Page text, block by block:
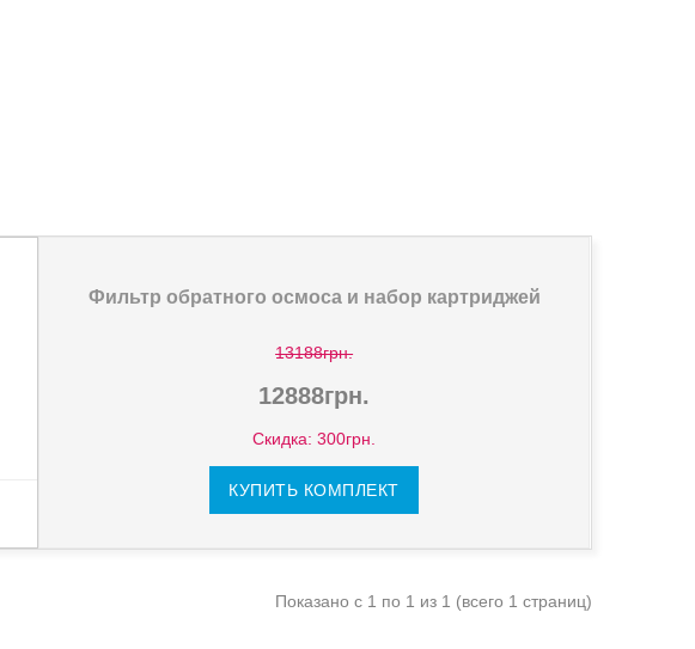
Фильтр обратного осмоса и набор картриджей
13188грн.
12888грн.
Скидка: 300грн.
КУПИТЬ КОМПЛЕКТ
Показано с 1 по 1 из 1 (всего 1 страниц)